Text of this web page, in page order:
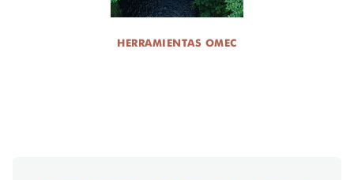
HERRAMIENTAS OMEC